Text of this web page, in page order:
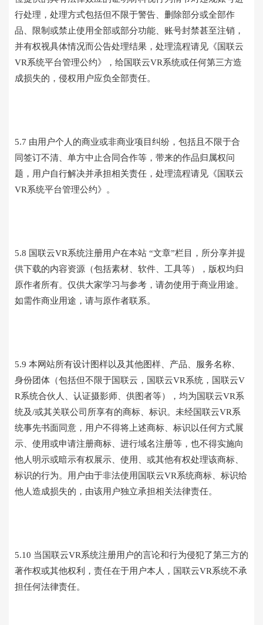
行处理，处理方式包括但不限于警告、删除部分或全部作
品、限制或禁止使用全部或部分功能、账号封禁甚至注销，
并有权视具体情况而公告处理结果，处理流程请见《国联云
VR系统平台管理公约》，给国联云VR系统或任何第三方造
成损失的，侵权用户应负全部责任。
5.7 由用户个人的商业或非商业项目纠纷，包括且不限于合
同签订不清、单方中止合同合作等，带来的作品归属权问
题，用户自行解决并承担相关责任，处理流程请见《国联云
VR系统平台管理公约》。
5.8 国联云VR系统注册用户在本站 “文章”栏目，所分享并提
供下载的内容资源（包括素材、软件、工具等），版权均归
原作者所有。仅供大家学习与参考，请勿使用于商业用途。
如需作商业用途，请与原作者联系。
5.9 本网站所有设计图样以及其他图样、产品、服务名称、
身份团体（包括但不限于国联云，国联云VR系统，国联云V
R系统合伙人、认证摄影师、供图者等），均为国联云VR系
统及/或其关联公司所享有的商标、标识。未经国联云VR系
统事先书面同意，用户不得将上述商标、标识以任何方式展
示、使用或申请注册商标、进行域名注册等，也不得实施向
他人明示或暗示有权展示、使用、或其他有权处理该商标、
标识的行为。用户由于非法使用国联云VR系统商标、标识给
他人造成损失的，由该用户独立承担相关法律责任。
5.10 当国联云VR系统注册用户的言论和行为侵犯了第三方的
著作权或其他权利，责任在于用户本人，国联云VR系统不承
担任何法律责任。